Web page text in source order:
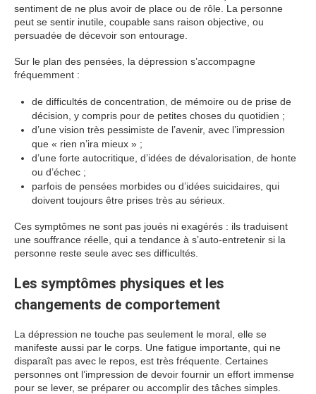
sentiment de ne plus avoir de place ou de rôle. La personne
peut se sentir inutile, coupable sans raison objective, ou
persuadée de décevoir son entourage.
Sur le plan des pensées, la dépression s’accompagne
fréquemment :
de difficultés de concentration, de mémoire ou de prise de
décision, y compris pour de petites choses du quotidien ;
d’une vision très pessimiste de l’avenir, avec l’impression
que « rien n’ira mieux » ;
d’une forte autocritique, d’idées de dévalorisation, de honte
ou d’échec ;
parfois de pensées morbides ou d’idées suicidaires, qui
doivent toujours être prises très au sérieux.
Ces symptômes ne sont pas joués ni exagérés : ils traduisent
une souffrance réelle, qui a tendance à s’auto-entretenir si la
personne reste seule avec ses difficultés.
Les symptômes physiques et les
changements de comportement
La dépression ne touche pas seulement le moral, elle se
manifeste aussi par le corps. Une fatigue importante, qui ne
disparaît pas avec le repos, est très fréquente. Certaines
personnes ont l’impression de devoir fournir un effort immense
pour se lever, se préparer ou accomplir des tâches simples.